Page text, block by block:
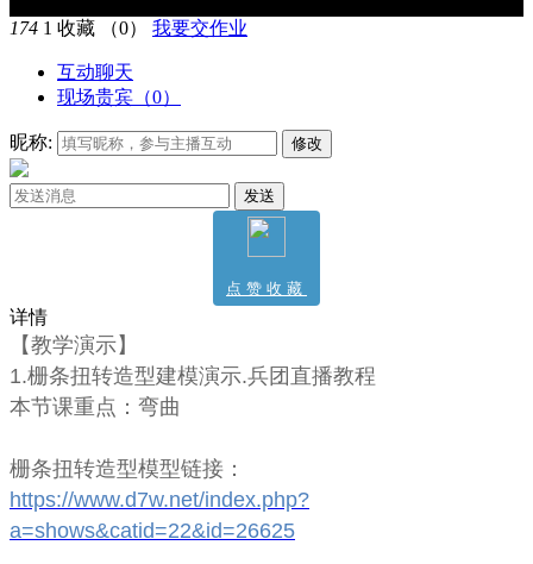
174 1 收藏 （0） 我要交作业
互动聊天
现场贵宾（0）
昵称: 修改
发送
点赞收藏
详情
【教学演示】
1.栅条扭转造型建模演示.兵团直播教程
本节课重点：弯曲
栅条扭转造型模型链接：
https://www.d7w.net/index.php?
a=shows&catid=22&id=26625